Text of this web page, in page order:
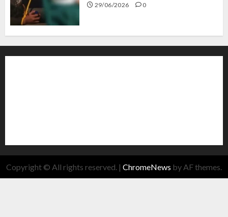
29/06/2026 0
Copyright © All rights reserved. | ChromeNews by AF themes.